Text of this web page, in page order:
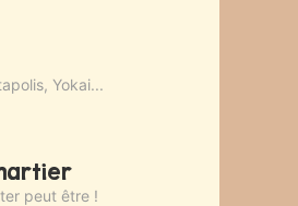
Yokai...
peut être !